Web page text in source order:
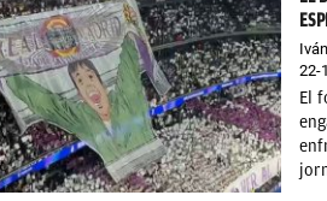
22-
El